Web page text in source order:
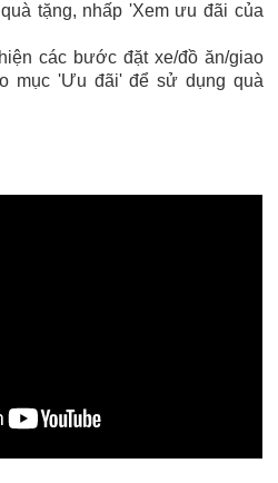
tặng, nhấp 'Xem ưu đãi của
các bước đặt xe/đồ ăn/giao
mục 'Ưu đãi' để sử dụng quà